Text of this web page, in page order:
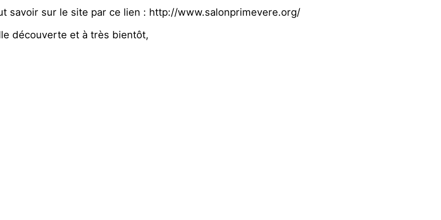
savoir sur le site par ce lien : http://www.salonprimevere.org/
découverte et à très bientôt,